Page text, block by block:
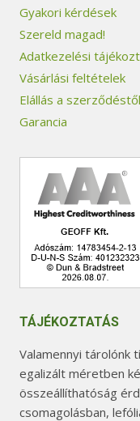
Gyakori kérdések
Szereld magad!
Adatkezelési
Vásárlási feltételek
Elállás a szerződéstől
Garancia
TÁJÉKOZTATÁS
Valamennyi tárolónk
egalizált méretben
összeállíthatóság
csomagolásban,